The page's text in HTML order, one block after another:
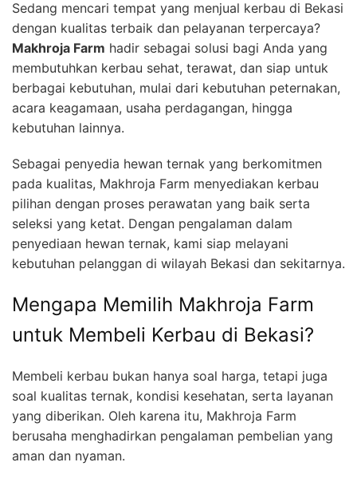
Sedang mencari tempat yang menjual kerbau di Bekasi
dengan kualitas terbaik dan pelayanan terpercaya?
Makhroja Farm hadir sebagai solusi bagi Anda yang
membutuhkan kerbau sehat, terawat, dan siap untuk
berbagai kebutuhan, mulai dari kebutuhan peternakan,
acara keagamaan, usaha perdagangan, hingga
kebutuhan lainnya.
Sebagai penyedia hewan ternak yang berkomitmen
pada kualitas, Makhroja Farm menyediakan kerbau
pilihan dengan proses perawatan yang baik serta
seleksi yang ketat. Dengan pengalaman dalam
penyediaan hewan ternak, kami siap melayani
kebutuhan pelanggan di wilayah Bekasi dan sekitarnya.
Mengapa Memilih Makhroja Farm
untuk Membeli Kerbau di Bekasi?
Membeli kerbau bukan hanya soal harga, tetapi juga
soal kualitas ternak, kondisi kesehatan, serta layanan
yang diberikan. Oleh karena itu, Makhroja Farm
berusaha menghadirkan pengalaman pembelian yang
aman dan nyaman.